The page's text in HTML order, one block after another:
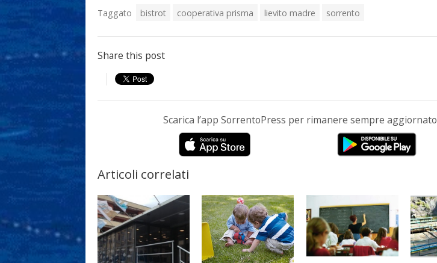
Taggato bistrot cooperativa prisma lievito madre sorrento
Share this post
Scarica l’app SorrentoPress per rimanere sempre aggiornato
Articoli correlati